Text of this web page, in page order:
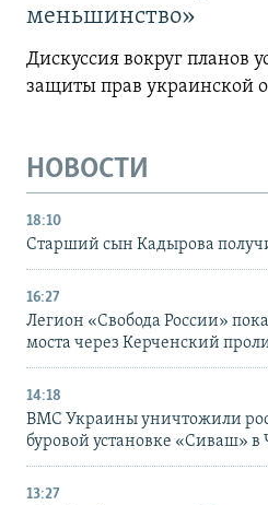
меньшинство»
Дискуссия вокруг планов
защиты прав
НОВОСТИ
18:10
Старший сын Кадырова
16:27
Легион «Свобода России»
моста через Керченский
14:18
ВМС Украины уничтожили
буровой установке «Сиваш»
13:27